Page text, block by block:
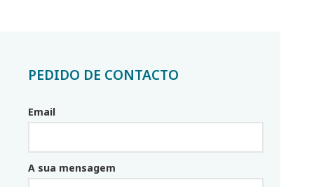
PEDIDO DE CONTACTO
Email
A sua mensagem